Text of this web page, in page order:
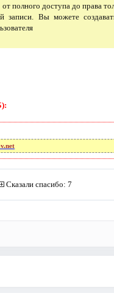
полного доступа до права
записи. Вы можете
Сказали спасибо: 7